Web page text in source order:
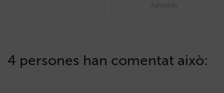
Adwords
4 persones han comentat això: